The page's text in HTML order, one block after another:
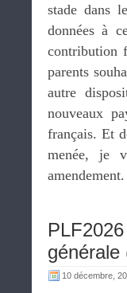
stade dans
données à
contribution
parents
autre
nouveaux
français. Et
menée, je
amendement.
générale
10 décembre,